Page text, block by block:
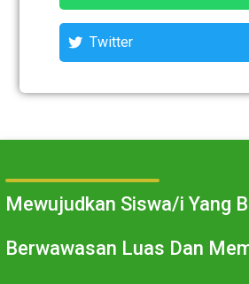
Twitter
Mewujudkan Siswa/i Yang
Berwawasan Luas Dan